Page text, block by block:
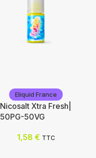
Eliquid France
Nicosalt Xtra Fresh|
50PG-50VG
1,58 € TTC